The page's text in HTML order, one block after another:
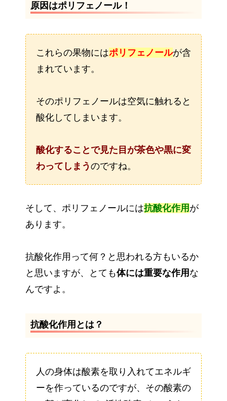
原因はポリフェノール！
これらの果物にはポリフェノールが含
まれています。
そのポリフェノールは空気に触れると
酸化してしまいます。
酸化することで見た目が茶色や黒に変
わってしまう のですね。
そして、ポリフェノールには抗酸化作用 が
あります。
抗酸化作用って何？と思われる方もいるか
と思いますが、とても体には重要な作用 な
んですよ。
抗酸化作用とは？
人の身体は酸素を取り入れてエネルギ
ーを作っているのですが、その酸素の